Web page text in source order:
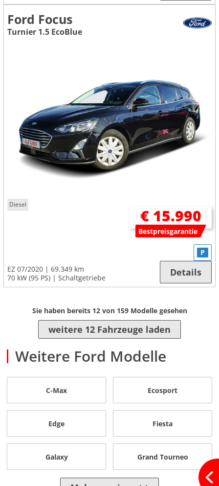
Ford Focus
Turnier 1.5 EcoBlue
Diesel
€ 15.990
Bestpreisgarantie
EZ 07/2020
69.349 km
70 kW (95 PS)
Schaltgetriebe
P
Details
Sie haben bereits 12von 159Modelle gesehen
weitere 12 Fahrzeuge laden
Weitere Ford Modelle
C-Max Ecosport
Edge Fiesta
Galaxy Grand Tourneo